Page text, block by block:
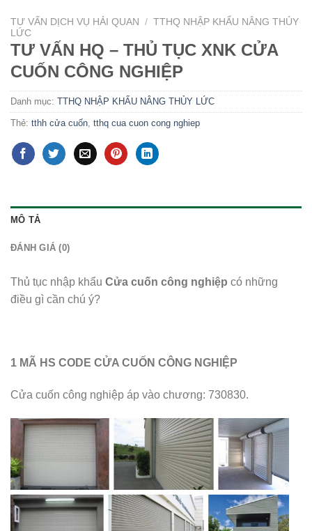
TƯ VẤN DỊCH VỤ HẢI QUAN / TTHQ NHẬP KHẨU NÂNG THỦY
LỨC
TƯ VẤN HQ – THỦ TỤC XNK CỬA
CUỐN CÔNG NGHIỆP
Danh mục: TTHQ NHẬP KHẨU NÂNG THỦY LỨC
Thẻ: tthh cửa cuốn tthq cua cuon cong nghiep
MÔ TẢ
ĐÁNH GIÁ (0)
Thủ tục nhập khẩu Cửa cuốn công nghiệp có những
điều gì cần chú ý?
1 MÃ HS CODE CỬA CUỐN CÔNG NGHIỆP
Cửa cuốn công nghiệp áp vào chương: 730830.